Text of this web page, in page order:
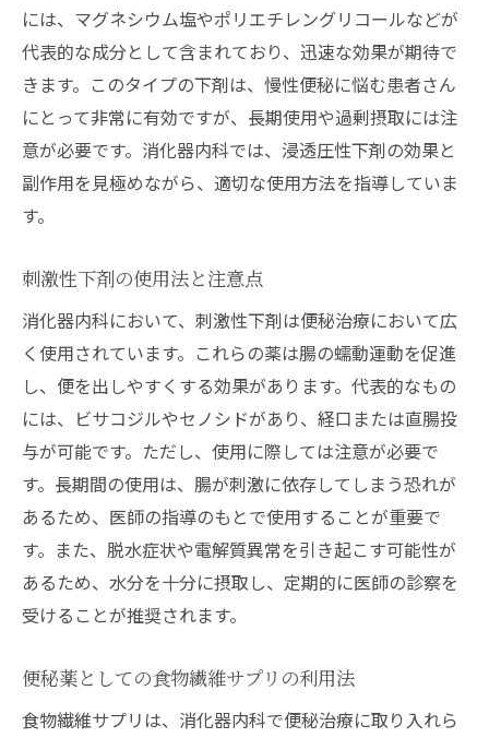
には、マグネシウム塩やポリエチレングリコールなどが
代表的な成分として含まれており、迅速な効果が期待で
きます。このタイプの下剤は、慢性便秘に悩む患者さん
にとって非常に有効ですが、長期使用や過剰摂取には注
意が必要です。消化器内科では、浸透圧性下剤の効果と
副作用を見極めながら、適切な使用方法を指導していま
す。
刺激性下剤の使用法と注意点
消化器内科において、刺激性下剤は便秘治療において広
く使用されています。これらの薬は腸の蠕動運動を促進
し、便を出しやすくする効果があります。代表的なもの
には、ビサコジルやセノシドがあり、経口または直腸投
与が可能です。ただし、使用に際しては注意が必要で
す。長期間の使用は、腸が刺激に依存してしまう恐れが
あるため、医師の指導のもとで使用することが重要で
す。また、脱水症状や電解質異常を引き起こす可能性が
あるため、水分を十分に摂取し、定期的に医師の診察を
受けることが推奨されます。
便秘薬としての食物繊維サプリの利用法
食物繊維サプリは、消化器内科で便秘治療に取り入れら